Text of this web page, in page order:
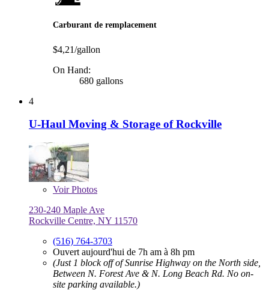
Carburant de remplacement
$4,21/gallon
On Hand:
680 gallons
4
U-Haul Moving & Storage of Rockville
VoirPhotos
230-240 Maple Ave
Rockville Centre, NY 11570
(516) 764-3703
Ouvert aujourd'hui de 7h am à 8h pm
(Just 1 block off of Sunrise Highway on the North side,
Between N. Forest Ave & N. Long Beach Rd. No on-
site parking available.)